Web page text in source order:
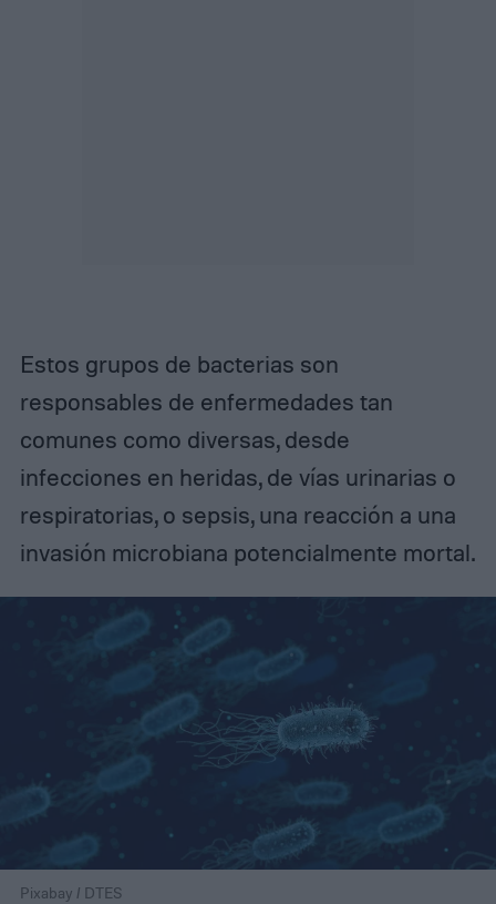
Estos grupos de bacterias son
responsables de enfermedades tan
comunes como diversas, desde
infecciones en heridas, de vías urinarias o
respiratorias, o sepsis, una reacción a una
invasión microbiana potencialmente mortal.
Pixabay / DTES